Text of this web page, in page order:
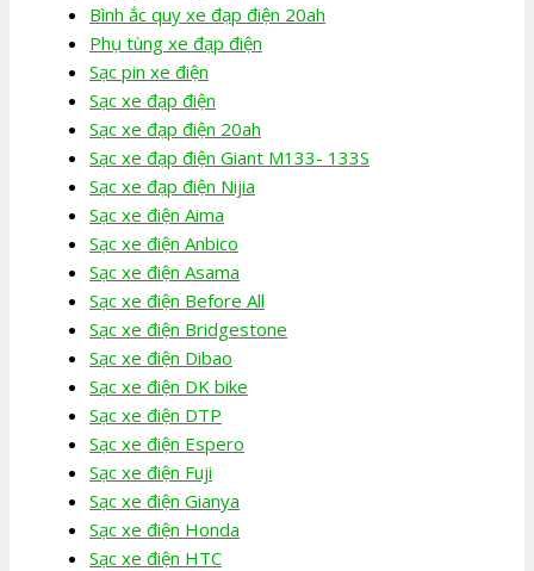
Bình ắc quy xe đạp điện 20ah
Phụ tùng xe đạp điện
Sạc pin xe điện
Sạc xe đạp điện
Sạc xe đạp điện 20ah
Sạc xe đạp điện Giant M133- 133S
Sạc xe đạp điện Nijia
Sạc xe điện Aima
Sạc xe điện Anbico
Sạc xe điện Asama
Sạc xe điện Before All
Sạc xe điện Bridgestone
Sạc xe điện Dibao
Sạc xe điện DK bike
Sạc xe điện DTP
Sạc xe điện Espero
Sạc xe điện Fuji
Sạc xe điện Gianya
Sạc xe điện Honda
Sạc xe điện HTC